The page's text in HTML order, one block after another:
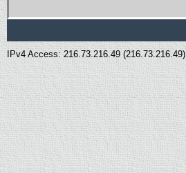
IPv4 Access: 216.73.216.49 (216.73.216.49)